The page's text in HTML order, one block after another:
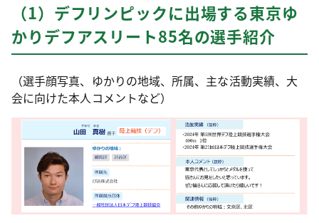
（1）デフリンピックに出場する東京ゆ
かりデフアスリート85名の選手紹介
（選手顔写真、ゆかりの地域、所属、主な活動実績、大
会に向けた本人コメントなど）